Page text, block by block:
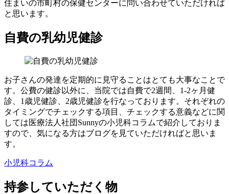
住まいの市町村の保健センターに問い合わせていただければ
と思います。
自費の乳幼児健診
お子さんの発達を定期的に見守ることはとても大事なことで
す。公費の健診以外に、当院では自費で2週間、1-2ヶ月健
診、1歳児健診、2歳児健診を行なっております。それぞれの
タイミングでチェックする項目、チェックする意義などに関
しては医療法人社団Sunnyの小児科コラムで紹介しておりま
すので、気になる方はブログを見ていただければと思いま
す。
小児科コラム
持参していただく物